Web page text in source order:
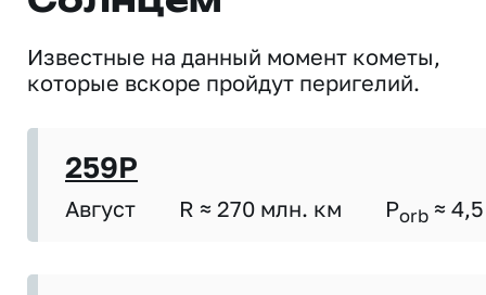
Известные на данный момент кометы,
которые вскоре пройдут перигелий.
259P
Август R ≈ 270 млн. км Porb ≈ 4,5